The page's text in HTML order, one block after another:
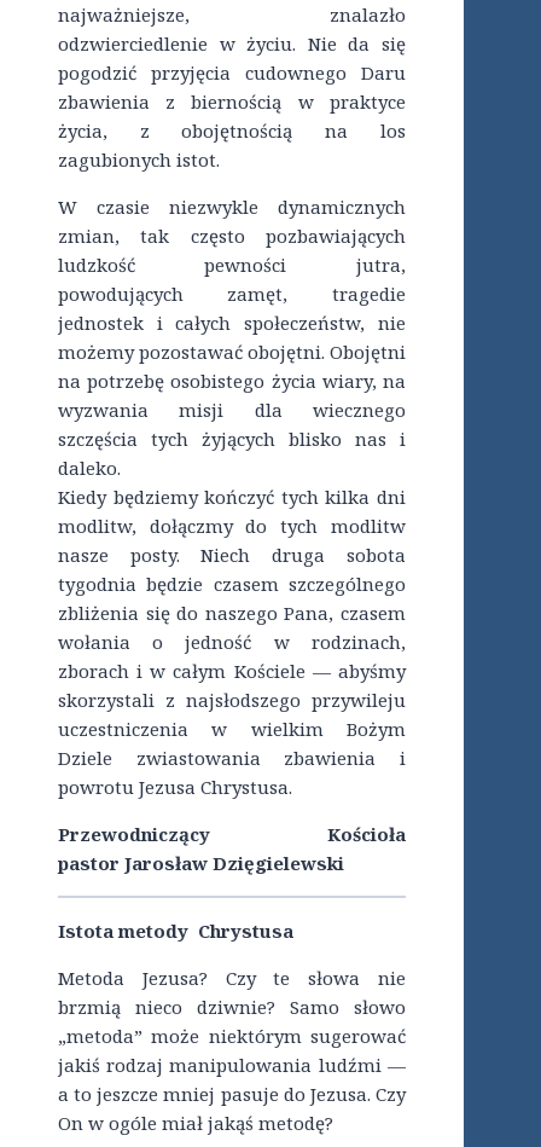
najważniejsze, znalazło
odzwierciedlenie w życiu. Nie da się
pogodzić przyjęcia cudownego Daru
zbawienia z biernością w praktyce
życia, z obojętnością na los
zagubionych istot.
W czasie niezwykle dynamicznych
zmian, tak często pozbawiających
ludzkość pewności jutra,
powodujących zamęt, tragedie
jednostek i całych społeczeństw, nie
możemy pozostawać obojętni. Obojętni
na potrzebę osobistego życia wiary, na
wyzwania misji dla wiecznego
szczęścia tych żyjących blisko nas i
daleko.
Kiedy będziemy kończyć tych kilka dni
modlitw, dołączmy do tych modlitw
nasze posty. Niech druga sobota
tygodnia będzie czasem szczególnego
zbliżenia się do naszego Pana, czasem
wołania o jedność w rodzinach,
zborach i w całym Kościele — abyśmy
skorzystali z najsłodszego przywileju
uczestniczenia w wielkim Bożym
Dziele zwiastowania zbawienia i
powrotu Jezusa Chrystusa.
Przewodniczący Kościoła
pastor Jarosław Dzięgielewski
Istota metody Chrystusa
Metoda Jezusa? Czy te słowa nie
brzmią nieco dziwnie? Samo słowo
„metoda” może niektórym sugerować
jakiś rodzaj manipulowania ludźmi —
a to jeszcze mniej pasuje do Jezusa. Czy
On w ogóle miał jakąś metodę?